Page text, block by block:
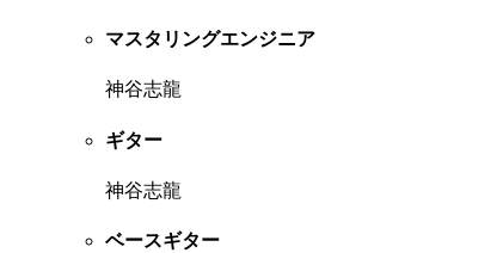
マスタリングエンジニア
神谷志龍
ギター
神谷志龍
ベースギター